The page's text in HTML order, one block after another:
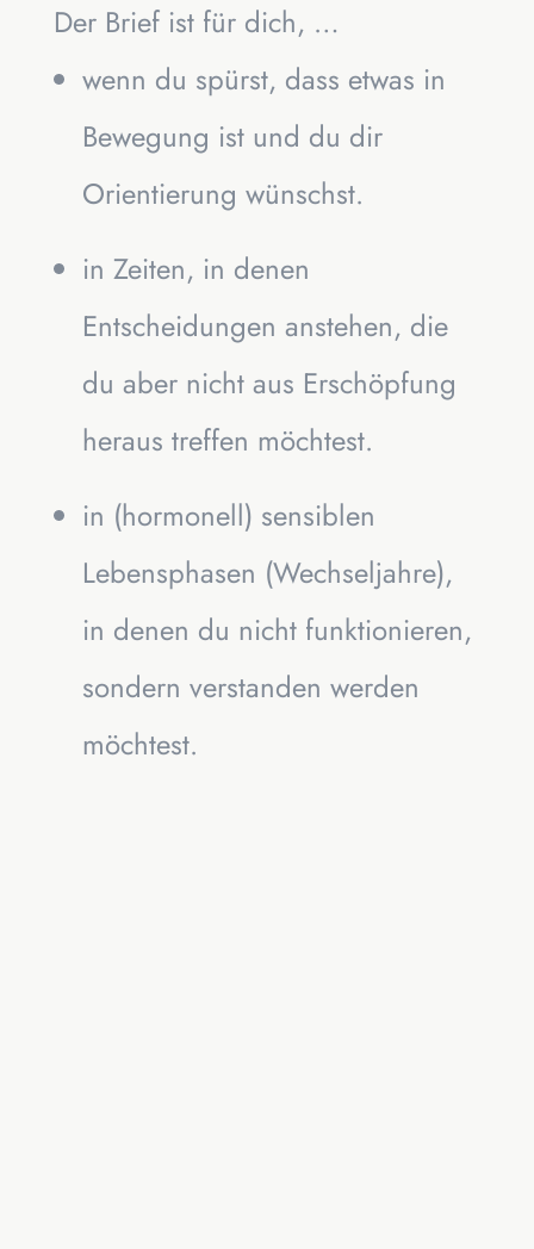
Der Brief ist für dich, …
wenn du spürst, dass etwas in
Bewegung ist und du dir
Orientierung wünschst.
in Zeiten, in denen
Entscheidungen anstehen, die
du aber nicht aus Erschöpfung
heraus treffen möchtest.
in (hormonell) sensiblen
Lebensphasen (Wechseljahre),
in denen du nicht funktionieren,
sondern verstanden werden
möchtest.